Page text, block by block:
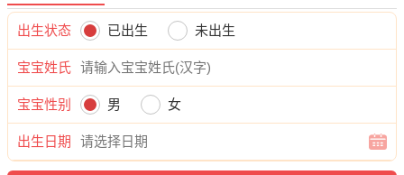
恩昕、佳雅、卿嫣、冬夏、蓓依、秋婷、朵梓、兮昕、乐晓、
亦柯、江儿、熙菱、晓楚、笑雅、馨莹、梦冰、莉甯、梵洛、
语雯、悦妮、甯瑶、婷卿、萌涵、慧敏、优歆、洛兮、语云、
昕芷、依若、丽珞、璇龄、玥娇、玥芙、萌卿、兮冰、茵语、
颖忆、云滢、然姗、琼虞、洛筱、沁岚、昕馨、云甯、虹秋、
清娴、蓓静、安若、可静、冉妍、悦静、澜妍、晴颖、音君、
珍妍、妍彦、蓓南、慧安、依蕾。
出生状态 已出生 未出生
宝宝姓氏
宝宝性别 男 女
出生日期